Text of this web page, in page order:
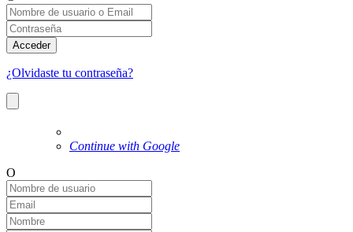
Acceder
¿Olvidaste tu contraseña?
Continue with Google
O